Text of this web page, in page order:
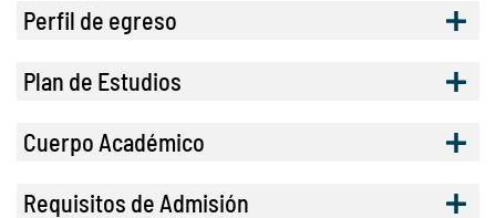
Perfil de egreso
Plan de Estudios
Cuerpo Académico
Requisitos de Admisión